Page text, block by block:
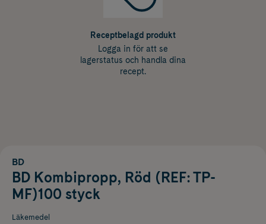
Receptbelagd produkt
Logga in för att se
lagerstatus och handla dina
recept.
BD
BD Kombipropp, Röd (REF: TP-
MF)100 styck
Läkemedel